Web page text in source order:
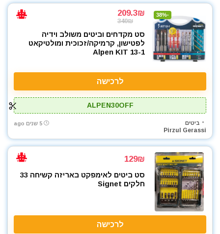
-38%
209.3₪
340₪
סט מקדחים וביטים משולב וידיה
לפטישון, קרמיקה/זכוכית ומולטיקאט
Alpen KIT 13-1
לרכישה
ALPEN30OFF
ביטים
Pirzul Gerassi
5 שנים ago
129₪
סט ביטים לאימפקט באריזה קשיחה 33
חלקים Signet
לרכישה